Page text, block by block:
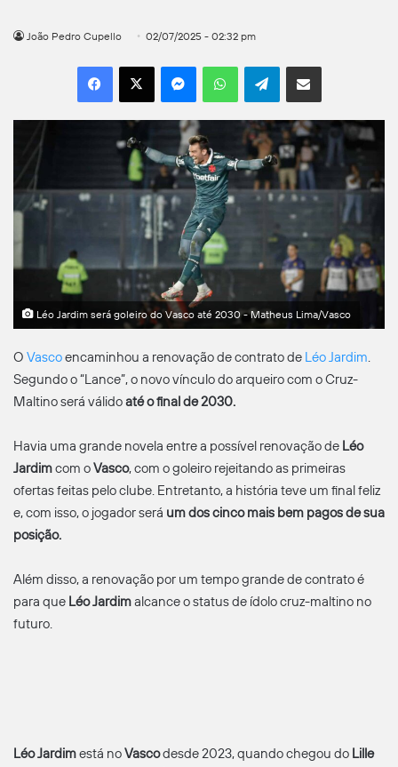
João Pedro Cupello 02/07/2025 - 02:32 pm
Facebook
X MessengerWhatsAppTelegramCompartilhar por e-mail
Léo Jardim será goleiro do Vasco até 2030 - Matheus Lima/Vasco
O Vascoencaminhou a renovação de contrato de Léo Jardim.
Segundo o “Lance”, o novo vínculo do arqueiro com o Cruz-
Maltino será válidoaté o final de 2030.
Havia uma grande novela entre a possível renovação de Léo
Jardimcom oVasco, com o goleiro rejeitando as primeiras
ofertas feitas pelo clube. Entretanto, a história teve um final feliz
e, com isso, o jogador será um dos cinco mais bem pagos de sua
posição.
Além disso, a renovação por um tempo grande de contrato é
para que Léo Jardimalcance o status de ídolo cruz-maltino no
futuro.
Léo Jardimestá noVascodesde 2023, quando chegou do Lille